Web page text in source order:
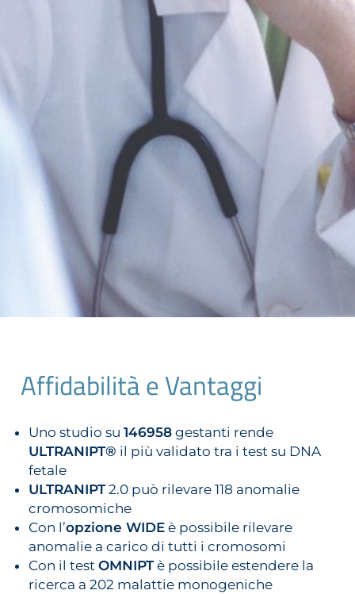
Affidabilità e Vantaggi
Uno studio su 146958gestanti rende
ULTRANIPT® il più validato tra i test su DNA
fetale
ULTRANIPT2.0 può rilevare 118 anomalie
cromosomiche
Con l’opzione WIDEè possibile rilevare
anomalie a carico di tutti i cromosomi
Con il test OMNIPTè possibile estendere la
ricerca a 202 malattie monogeniche